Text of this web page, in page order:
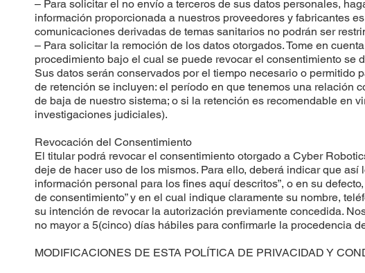
– Para solicitar el no envío a terceros de sus datos personales,
información proporcionada a nuestros proveedores y fabricantes
comunicaciones derivadas de temas sanitarios no podrán ser
– Para solicitar la remoción de los datos otorgados. Tome en
procedimiento bajo el cual se puede revocar el consentimiento se
Sus datos serán conservados por el tiempo necesario o
de retención se incluyen: el período en que tenemos una relación
de baja de nuestro sistema; o si la retención es recomendable en
investigaciones judiciales).
Revocación del Consentimiento
El titular podrá revocar el consentimiento otorgado a Cyber
deje de hacer uso de los mismos. Para ello, deberá indicar que
información personal para los fines aquí descritos”, o en su
de consentimiento” y en el cual indique claramente su nombre,
su intención de revocar la autorización previamente concedida.
no mayor a 5(cinco) días hábiles para confirmarle la procedencia
MODIFICACIONES DE ESTA POLÍTICA DE PRIVACIDAD Y